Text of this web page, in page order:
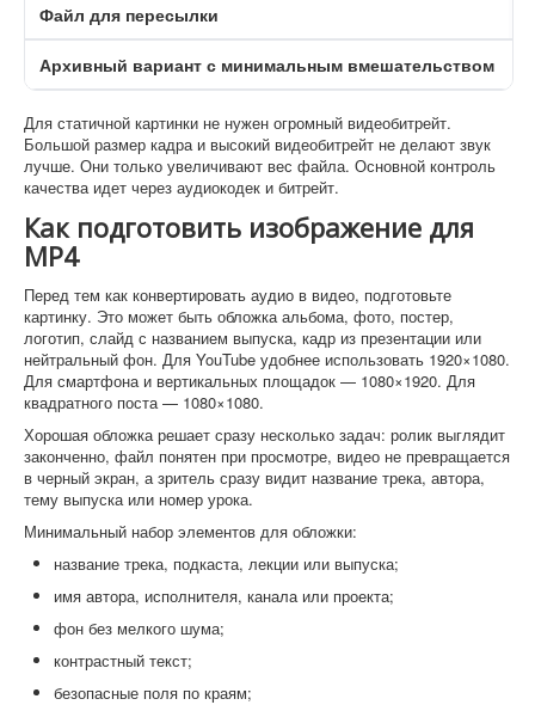
Файл для пересылки
Архивный вариант с минимальным вмешательством
Для статичной картинки не нужен огромный видеобитрейт.
Большой размер кадра и высокий видеобитрейт не делают звук
лучше. Они только увеличивают вес файла. Основной контроль
качества идет через аудиокодек и битрейт.
Как подготовить изображение для
MP4
Перед тем как конвертировать аудио в видео, подготовьте
картинку. Это может быть обложка альбома, фото, постер,
логотип, слайд с названием выпуска, кадр из презентации или
нейтральный фон. Для YouTube удобнее использовать 1920×1080.
Для смартфона и вертикальных площадок — 1080×1920. Для
квадратного поста — 1080×1080.
Хорошая обложка решает сразу несколько задач: ролик выглядит
законченно, файл понятен при просмотре, видео не превращается
в черный экран, а зритель сразу видит название трека, автора,
тему выпуска или номер урока.
Минимальный набор элементов для обложки:
название трека, подкаста, лекции или выпуска;
имя автора, исполнителя, канала или проекта;
фон без мелкого шума;
контрастный текст;
безопасные поля по краям;